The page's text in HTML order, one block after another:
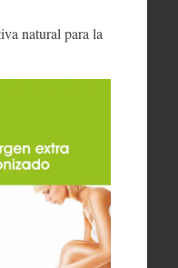
natural para la